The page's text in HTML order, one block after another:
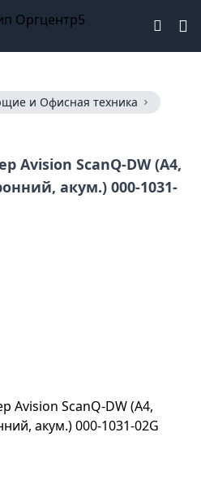
и Офисная техника
Avision ScanQ-DW (А4,
акум.) 000-1031-